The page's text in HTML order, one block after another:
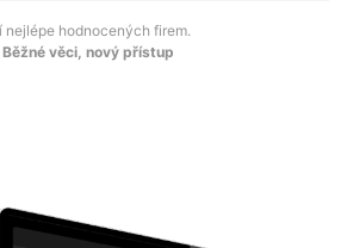
nejlépe hodnocených firem.
věci, nový přístup